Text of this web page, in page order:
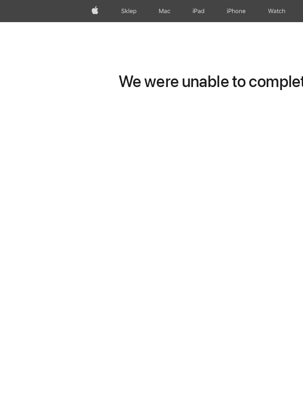
Apple Sklep Mac iPad iPhone Watch
We were unable to